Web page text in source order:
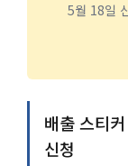
5월 18일
배출 스티
신청